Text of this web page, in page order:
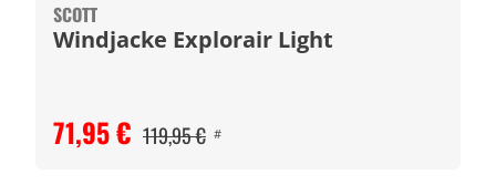
SCOTT
Windjacke Explorair Light
71,95 € 119,95 € #